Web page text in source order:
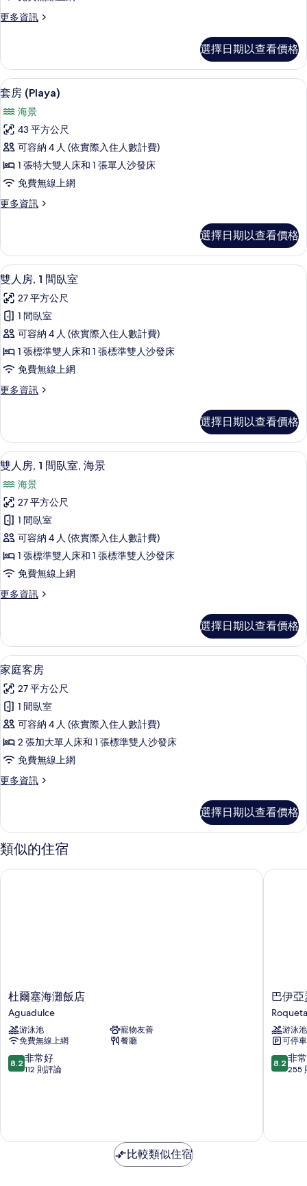
海
景
所
有
相
片
更多資訊
更
客
房,
海
的
詳
選擇日期以查看價格
顯
示
套
房
(Playa)
的
所
有
片
12
套房 (Playa)
海景
43 平方公尺
可容納 4 人 (依實際入住人數計費)
1 張特大雙人床和 1 張單人沙發床
免費無線上網
更多資訊
更
(Playa)
的
詳
選擇日期以查看價格
顯
示
雙
人
房,
1
間
臥
的
所
有
相
片
雙人房, 1 間臥室 | 迷你吧、書桌、免
1
雙人房, 1 間臥室
27 平方公尺
1 間臥室
可容納 4 人 (依實際入住人數計費)
1 張標準雙人床和 1 張標準雙人沙發床
免費無線上網
更多資訊
更
房,
間
室
的
詳
情
選擇日期以查看價格
顯
示
雙
人
房,
1
間
臥
室,
景
的
所
有
相
片
雙人房, 1 間臥室, 海景 | 迷你吧、書桌
1
雙人房, 1 間臥室, 海景
海景
27 平方公尺
1 間臥室
可容納 4 人 (依實際入住人數計費)
1 張標準雙人床和 1 張標準雙人沙發床
免費無線上網
更多資訊
更
房,
間
臥
室,
海
的
詳
情
選擇日期以查看價格
顯
示
家
庭
客
房
的
所
相
片
家庭客房 | 迷你吧、書桌、免費無線上
1
家庭客房
27 平方公尺
1 間臥室
可容納 4 人 (依實際入住人數計費)
2 張加大單人床和 1 張標準雙人沙發床
免費無線上網
更多資訊
更
客
房
的
情
選擇日期以查看價格
類似的住宿
杜
爾
塞
海
灘
飯
店
杜爾塞海灘飯店
Aguadulce
游泳池
寵物友善
免費無線上網
餐廳
8.2
分，
常
8.2 非常好
112 則評論
杜爾塞海灘飯店
巴
伊
亞
瑟
里
納
飯
巴伊
游泳池
可停車
8.2
分，
常
8.2 非
255
巴伊亞
比較類似住宿